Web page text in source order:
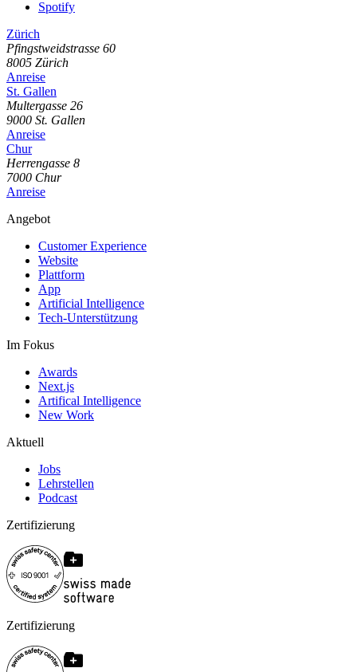
Spotify
Zürich
Pfingstweidstrasse 60
8005 Zürich
Anreise
St. Gallen
Multergasse 26
9000 St. Gallen
Anreise
Chur
Herrengasse 8
7000 Chur
Anreise
Angebot
Customer Experience
Website
Plattform
App
Artificial Intelligence
Tech-Unterstützung
Im Fokus
Awards
Next.js
Artifical Intelligence
New Work
Aktuell
Jobs
Lehrstellen
Podcast
Zertifizierung
Zertifizierung